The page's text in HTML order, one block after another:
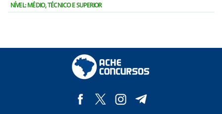
NÍVEL: MÉDIO, TÉCNICO E SUPERIOR